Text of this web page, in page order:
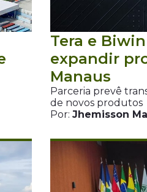
Tera e
expandir
Manaus
Parceria prevê
de novos produtos
Por: Jhemisson